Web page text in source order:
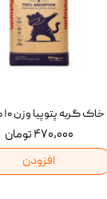
۴۷۰,۰۰۰ تومان
افزودن